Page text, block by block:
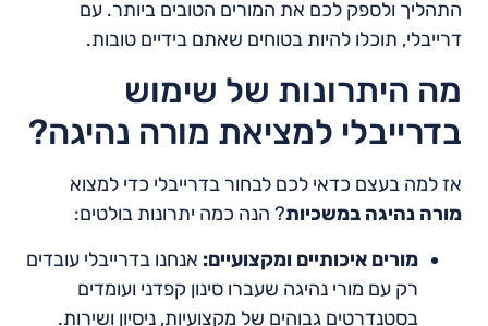
התהליך ולספק לכם את המורים הטובים ביותר. עם
דרייבלי, תוכלו להיות בטוחים שאתם בידיים טובות.
מה היתרונות של שימוש
בדרייבלי למציאת מורה נהיגה?
אז למה בעצם כדאי לכם לבחור בדרייבלי כדי למצוא
מורה נהיגה במשכיות? הנה כמה יתרונות בולטים:
מורים איכותיים ומקצועיים: אנחנו בדרייבלי עובדים
רק עם מורי נהיגה שעברו סינון קפדני ועומדים
בסטנדרטים גבוהים של מקצועיות, ניסיון ושירות.